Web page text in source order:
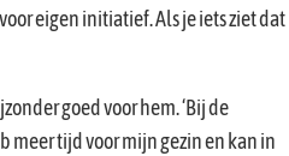
eigen initiatief. Als je iets ziet dat
goed voor hem. ‘Bij de
meer tijd voor mijn gezin en kan in